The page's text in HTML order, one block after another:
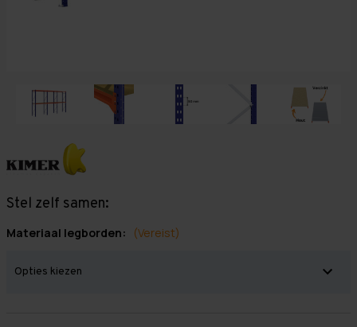
Stel zelf samen:
Materiaal legborden: (Vereist)